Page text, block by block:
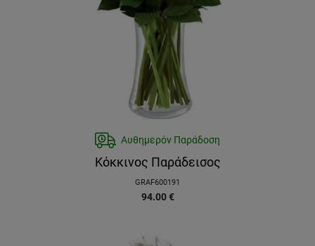
Αυθημερόν Παράδοση
Κόκκινος Παράδεισος
GRAF600191
94.00 €